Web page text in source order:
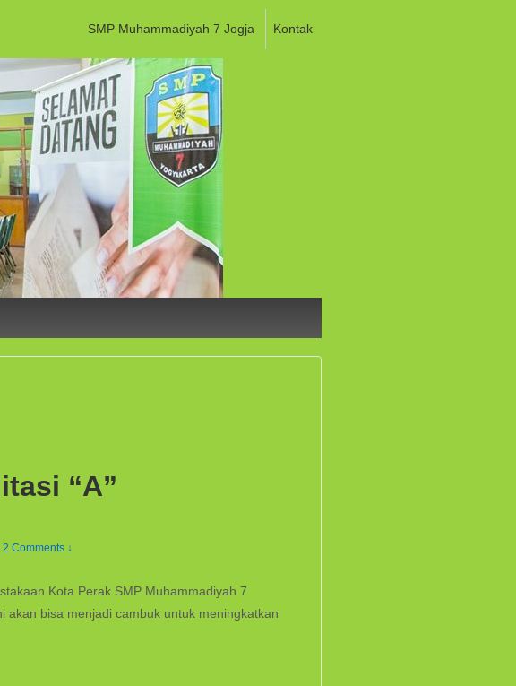
SMP Muhammadiyah 7 Jogja Kontak
“A”
2 Comments ↓
Kota Perak SMP Muhammadiyah 7
akan bisa menjadi cambuk untuk meningkatkan